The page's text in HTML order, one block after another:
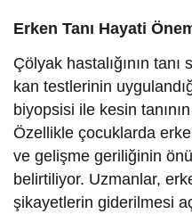
Erken Tanı Hayati
Çölyak hastalığının
kan testlerinin
biyopsisi ile kesin
Özellikle çocuklarda
ve gelişme geriliğinin
belirtiliyor. Uzmanlar,
şikayetlerin giderilmesi